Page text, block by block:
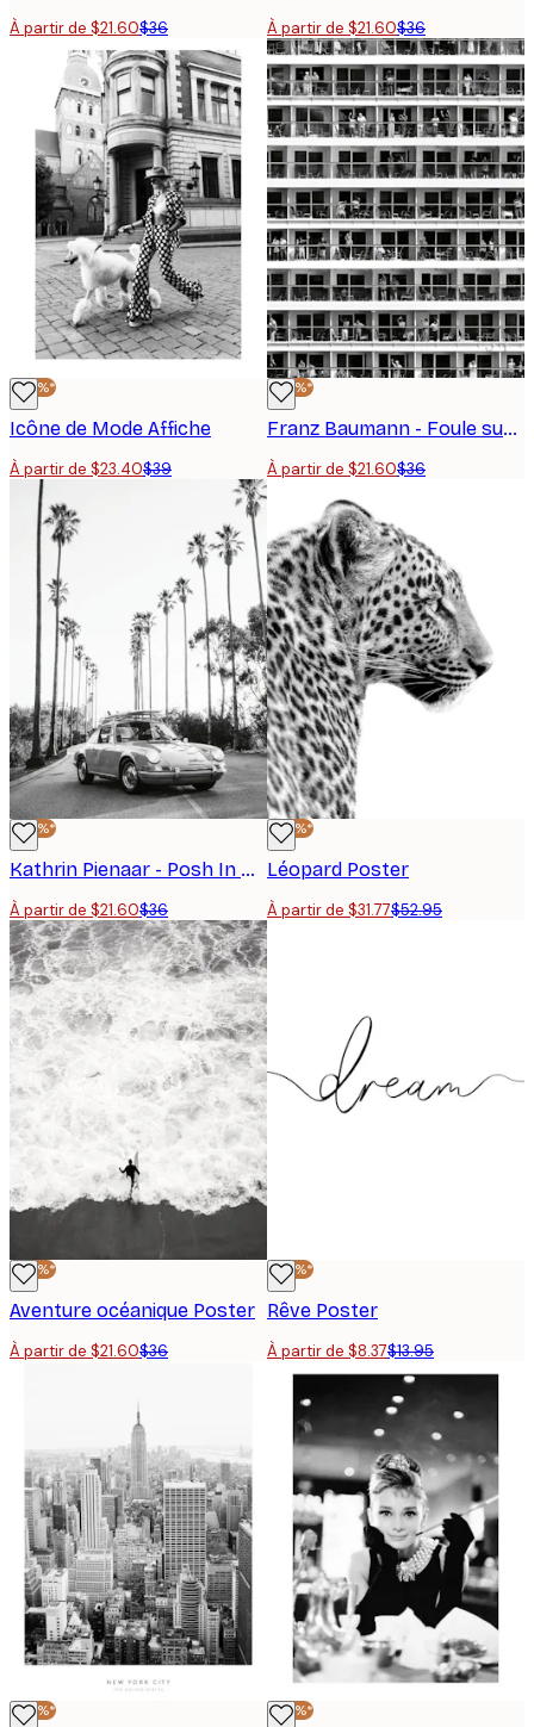
À partir de $21.60$36 À partir de $21.60$36
-40%*
Icône de Mode Affiche
À partir de $23.40$39
-40%*
Franz Baumann - Foule sur balcons de navire affiche
À partir de $21.60$36
-40%*
Kathrin Pienaar - Posh In California Affiche
À partir de $21.60$36
-40%*
Léopard Poster
À partir de $31.77$52.95
-40%*
Aventure océanique Poster
À partir de $21.60$36
-40%*
Rêve Poster
À partir de $8.37$13.95
-40%* -40%*